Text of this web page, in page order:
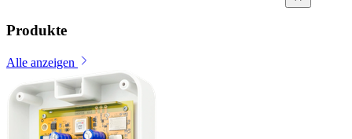
Produkte
Alle anzeigen